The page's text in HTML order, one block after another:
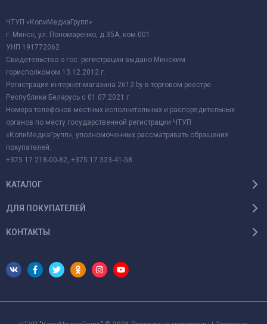
ЧТУП «КопиМедиаГрупп»
г. Минск, ул. Пономаренко, д.35А, ком.001
УНП 191772062
Свидетельство о гос. регистрации выдано Минским
горисполкомом 13.12.2012 г.
Регистрация интернет-магазина 2612.by в торговом реестре
Республики Беларусь с 01.07.2021 г.
Номера телефонов местных исполнительных и распорядительных
органов по месту государственной регистрации ЧТУП
«КопиМедиаГрупп», уполномоченных рассматривать обращения
покупателей:
+375 17 218-00-82, +375 17 323-41-58.
КАТАЛОГ
ДЛЯ ПОКУПАТЕЛЕЙ
КОНТАКТЫ